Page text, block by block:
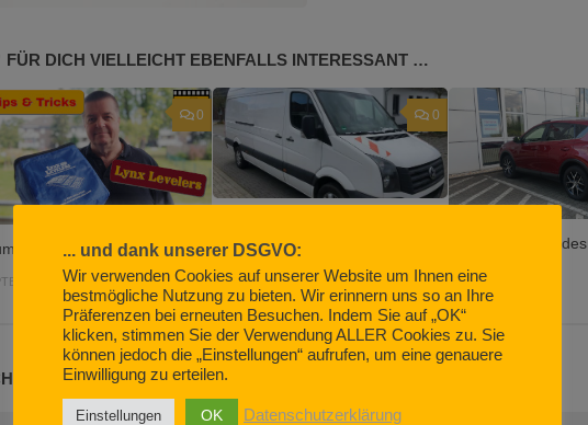
FÜR DICH VIELLEICHT EBENFALLS INTERESSANT …
0
stehen ist gestern.
7, 2021
0
Szene 5
APRIL 10, 2021
Die letzte Reise des
Dienstwagens.
AUGUST 5, 2020
EINEN KOMMENTAR
... und dank unserer DSGVO:
Wir verwenden Cookies auf unserer Website um Ihnen eine
bestmögliche Nutzung zu bieten. Wir erinnern uns so an Ihre
Präferenzen bei erneuten Besuchen. Indem Sie auf „OK“
klicken, stimmen Sie der Verwendung ALLER Cookies zu. Sie
können jedoch die „Einstellungen“ aufrufen, um eine genauere
Einwilligung zu erteilen.
Einstellungen OK Datenschutzerklärung